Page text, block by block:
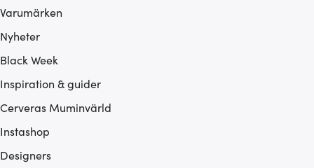
Varumärken
Nyheter
Black Week
Inspiration & guider
Cerveras Muminvärld
Instashop
Designers